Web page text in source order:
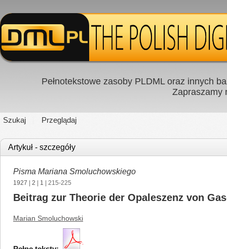
Pełnotekstowe zasoby PLDML oraz innych
Zapraszamy
Szukaj Przeglądaj
Artykuł - szczegóły
Pisma Mariana Smoluchowskiego
1927 2 1 | 215-225
Beitrag zur Theorie der Opaleszenz von
Marian Smoluchowski